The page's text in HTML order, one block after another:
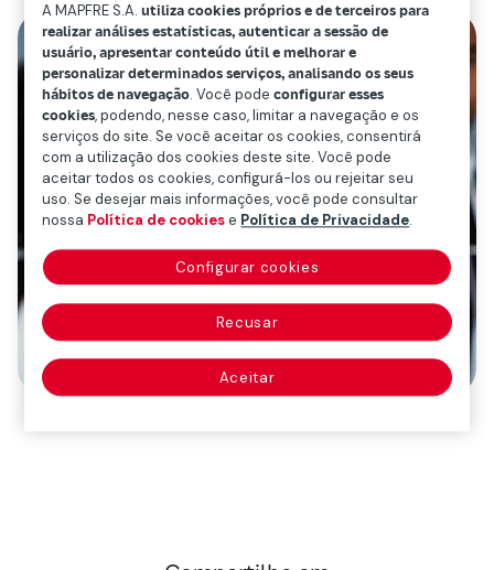
A MAPFRE S.A.utiliza cookies próprios e de terceiros para
realizar análises estatísticas, autenticar a sessão de
usuário, apresentar conteúdo útil e melhorar e
personalizar determinados serviços, analisando os seus
hábitos de navegação. Você podeconfigurar esses
cookies, podendo, nesse caso, limitar a navegação e os
serviços do site. Se você aceitar os cookies, consentirá
com a utilização dos cookies deste site. Você pode
aceitar todos os cookies, configurá-los ou rejeitar seu
uso. Se desejar mais informações, você pode consultar
nossa Política de cookiese Política de Privacidade.
Configurar cookies
Recusar
Aceitar